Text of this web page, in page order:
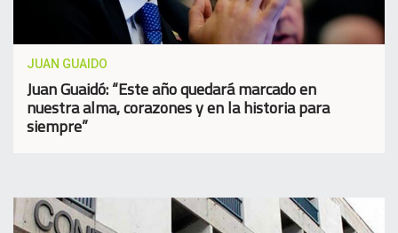
JUAN GUAIDO
Juan Guaidó: “Este año quedará marcado en
nuestra alma, corazones y en la historia para
siempre”